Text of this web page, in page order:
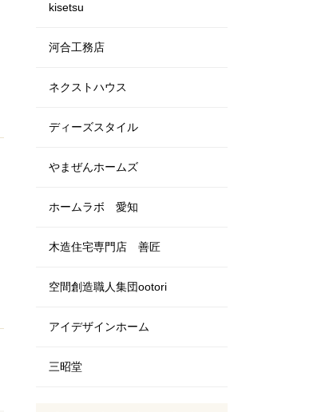
kisetsu
河合工務店
ネクストハウス
ディーズスタイル
やまぜんホームズ
ホームラボ 愛知
木造住宅専門店 善匠
空間創造職人集団ootori
アイデザインホーム
三昭堂